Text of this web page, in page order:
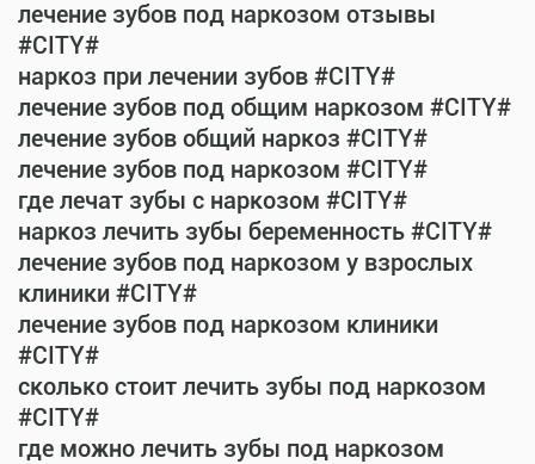
лечение зубов под наркозом отзывы
#CITY#
наркоз при лечении зубов #CITY#
лечение зубов под общим наркозом #CITY#
лечение зубов общий наркоз #CITY#
лечение зубов под наркозом #CITY#
где лечат зубы с наркозом #CITY#
наркоз лечить зубы беременность #CITY#
лечение зубов под наркозом у взрослых
клиники #CITY#
лечение зубов под наркозом клиники
#CITY#
сколько стоит лечить зубы под наркозом
#CITY#
где можно лечить зубы под наркозом